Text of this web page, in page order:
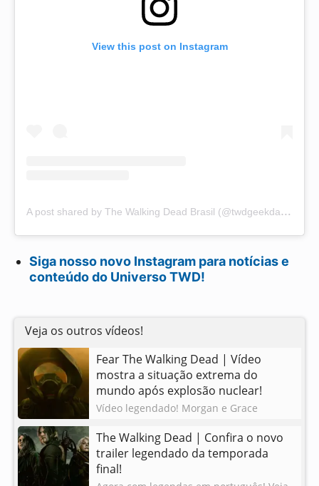
View this post on Instagram
A
post shared by The Walking Dead Brasil (@twdgeekdama)
Siga nosso novo Instagram para notícias e
conteúdo do Universo TWD!
Veja os outros vídeos!
Fear The Walking Dead | Vídeo
mostra a situação extrema do
mundo após explosão nuclear!
Vídeo legendado! Morgan e Grace
inóspito possível. É o apocalipse nuclear-
zumbi!
25/07/2021
The Walking Dead | Confira o novo
trailer legendado da temporada
final!